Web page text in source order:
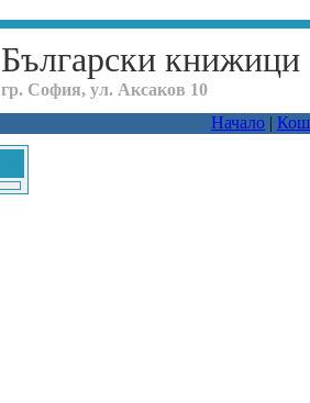
Български книжици
гр. София, ул. Аксаков 10
Начало |